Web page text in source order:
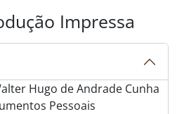
Impressa
Hugo de Andrade Cunha
Pessoais